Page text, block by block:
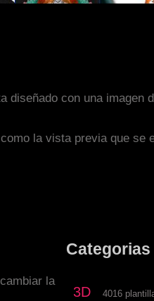
diseñado con una imagen
la vista previa que se
la
Categorias
3D 4016